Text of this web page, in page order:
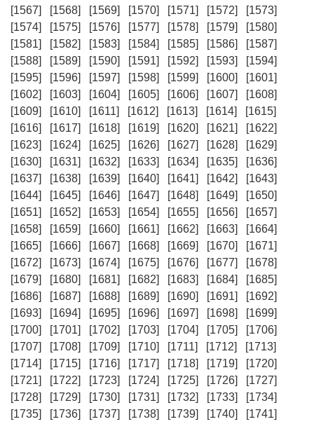
[1567]
[1568] [1569] [1570] [1571] [1572]
[1573]
[1574]
[1575] [1576] [1577] [1578] [1579]
[1580]
[1581]
[1582] [1583] [1584] [1585] [1586]
[1587]
[1588]
[1589] [1590] [1591] [1592] [1593]
[1594]
[1595]
[1596] [1597] [1598] [1599] [1600]
[1601]
[1602]
[1603] [1604] [1605] [1606] [1607]
[1608]
[1609]
[1610] [1611] [1612] [1613] [1614]
[1615]
[1616]
[1617] [1618] [1619] [1620] [1621]
[1622]
[1623]
[1624] [1625] [1626] [1627] [1628]
[1629]
[1630]
[1631] [1632] [1633] [1634] [1635]
[1636]
[1637]
[1638] [1639] [1640] [1641] [1642]
[1643]
[1644]
[1645] [1646] [1647] [1648] [1649]
[1650]
[1651]
[1652] [1653] [1654] [1655] [1656]
[1657]
[1658]
[1659] [1660] [1661] [1662] [1663]
[1664]
[1665]
[1666] [1667] [1668] [1669] [1670]
[1671]
[1672]
[1673] [1674] [1675] [1676] [1677]
[1678]
[1679]
[1680] [1681] [1682] [1683] [1684]
[1685]
[1686]
[1687] [1688] [1689] [1690] [1691]
[1692]
[1693]
[1694] [1695] [1696] [1697] [1698]
[1699]
[1700]
[1701] [1702] [1703] [1704] [1705]
[1706]
[1707]
[1708] [1709] [1710] [1711] [1712]
[1713]
[1714]
[1715] [1716] [1717] [1718] [1719]
[1720]
[1721]
[1722] [1723] [1724] [1725] [1726]
[1727]
[1728]
[1729] [1730] [1731] [1732] [1733]
[1734]
[1735]
[1736] [1737] [1738] [1739] [1740]
[1741]